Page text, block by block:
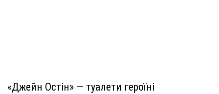
«Джейн Остін» — туалети героїні